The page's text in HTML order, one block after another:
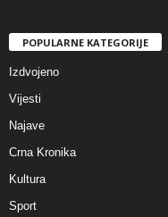
POPULARNE KATEGORIJE
Izdvojeno
Vijesti
Najave
Crna Kronika
Kultura
Sport